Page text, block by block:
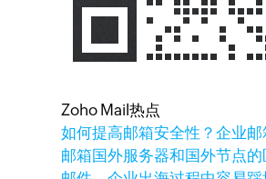
Zoho Mail热点
如何提高邮箱安全性？企业
邮箱国外服务器和国外节点